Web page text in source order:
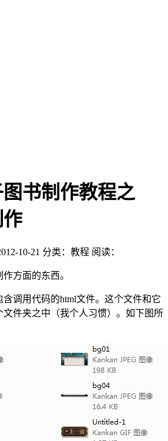
书制作教程之
10-21 分类：教程 阅读：
方面的东西。
调用代码的html文件。这个文件和它
文件夹之中（我个人习惯）。如下图所